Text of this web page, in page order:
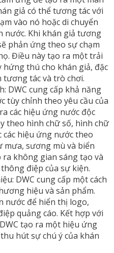
giả có thể tương tác với
vào nó hoặc di chuyển
nước. Khi khán giả tương
phản ứng theo sự chạm
Điều này tạo ra một trải
hứng thú cho khán giả, đặc
tương tác và trò chơi.
DWC cung cấp khả năng
tùy chỉnh theo yêu cầu của
các hiệu ứng nước độc
theo hình chữ số, hình chữ
hiệu ứng nước theo
sương mù và biển
không gian sáng tạo và
điệp của sự kiện.
DWC cung cấp một cách
hiệu và sản phẩm.
nước để hiển thị logo,
quảng cáo. Kết hợp với
tạo ra một hiệu ứng
hút sự chú ý của khán